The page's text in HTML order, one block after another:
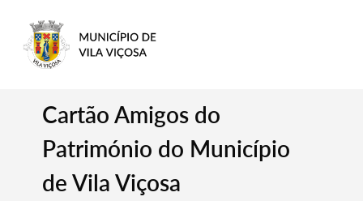
Cartão Amigos do
Património do Município
de Vila Viçosa